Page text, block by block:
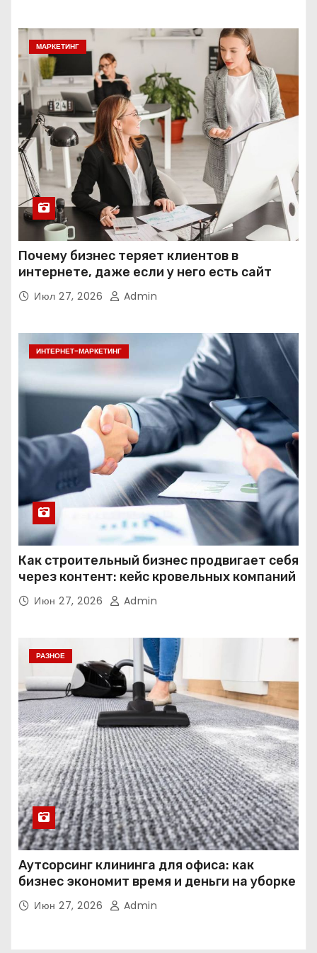
МАРКЕТИНГ
Почему бизнес теряет клиентов в
интернете, даже если у него есть сайт
Июл 27, 2026 Admin
ИНТЕРНЕТ-МАРКЕТИНГ
Как строительный бизнес продвигает себя
через контент: кейс кровельных компаний
Июн 27, 2026 Admin
РАЗНОЕ
Аутсорсинг клининга для офиса: как
бизнес экономит время и деньги на уборке
Июн 27, 2026 Admin